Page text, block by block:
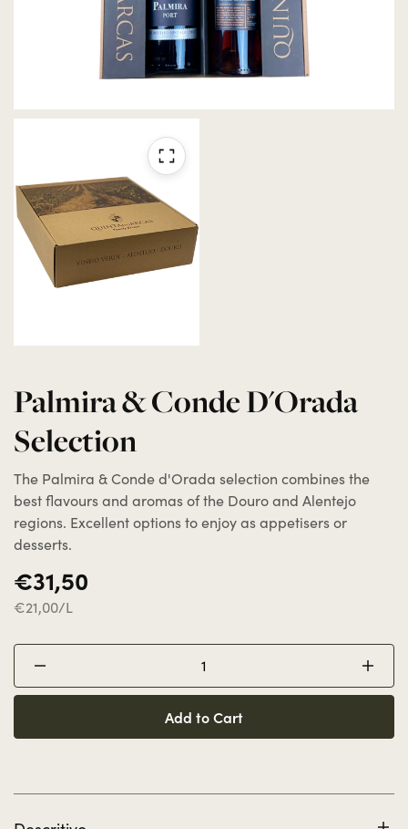
Palmira & Conde D'Orada
Selection
The Palmira & Conde d'Orada selection combines the
best flavours and aromas of the Douro and Alentejo
regions. Excellent options to enjoy as appetisers or
desserts.
€31,50
€21,00/L
Add to Cart